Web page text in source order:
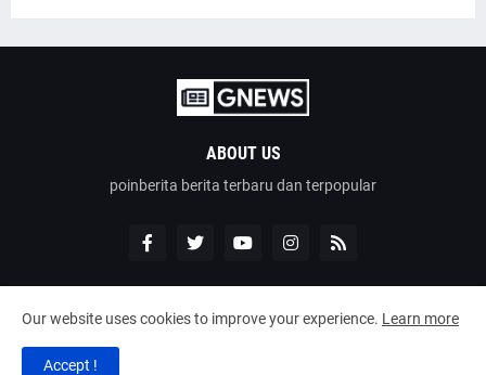
ABOUT US
poinberita berita terbaru dan terpopular
Design by - poinberita
Our website uses cookies to improve your experience. Learn more
Accept !